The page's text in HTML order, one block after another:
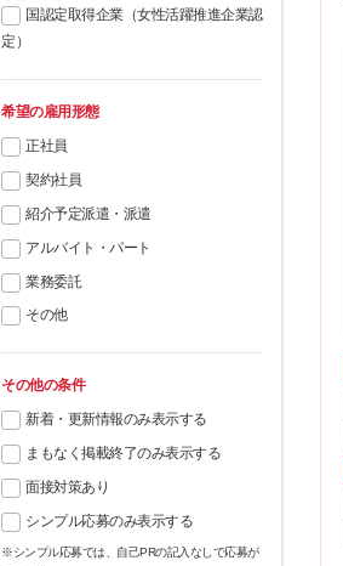
国認定取得企業（女性活躍推進企業認
定）
希望の雇用形態
正社員
契約社員
紹介予定派遣・派遣
アルバイト・パート
業務委託
その他
その他の条件
新着・更新情報のみ表示する
まもなく掲載終了のみ表示する
面接対策あり
シンプル応募のみ表示する
※シンプル応募では、自己PRの記入なしで応募が